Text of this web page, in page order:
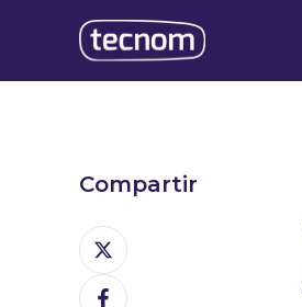
Compartir
Share
on
XShare